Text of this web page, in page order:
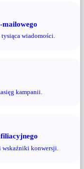
wiadomości.
kampanii.
konwersji.